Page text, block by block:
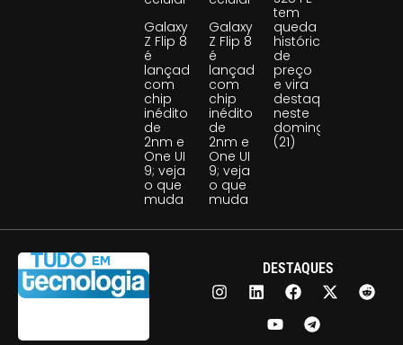
Galaxy
Z Flip 8
é
lançado
com
chip
inédito
de
2nm e
One UI
9; veja
o que
muda
Galaxy
Z Flip 8
é
lançado
com
chip
inédito
de
2nm e
One UI
9; veja
o que
muda
tem
queda
histórica
de
preço
e vira
destaque
neste
domingo
(21)
DESTAQUES